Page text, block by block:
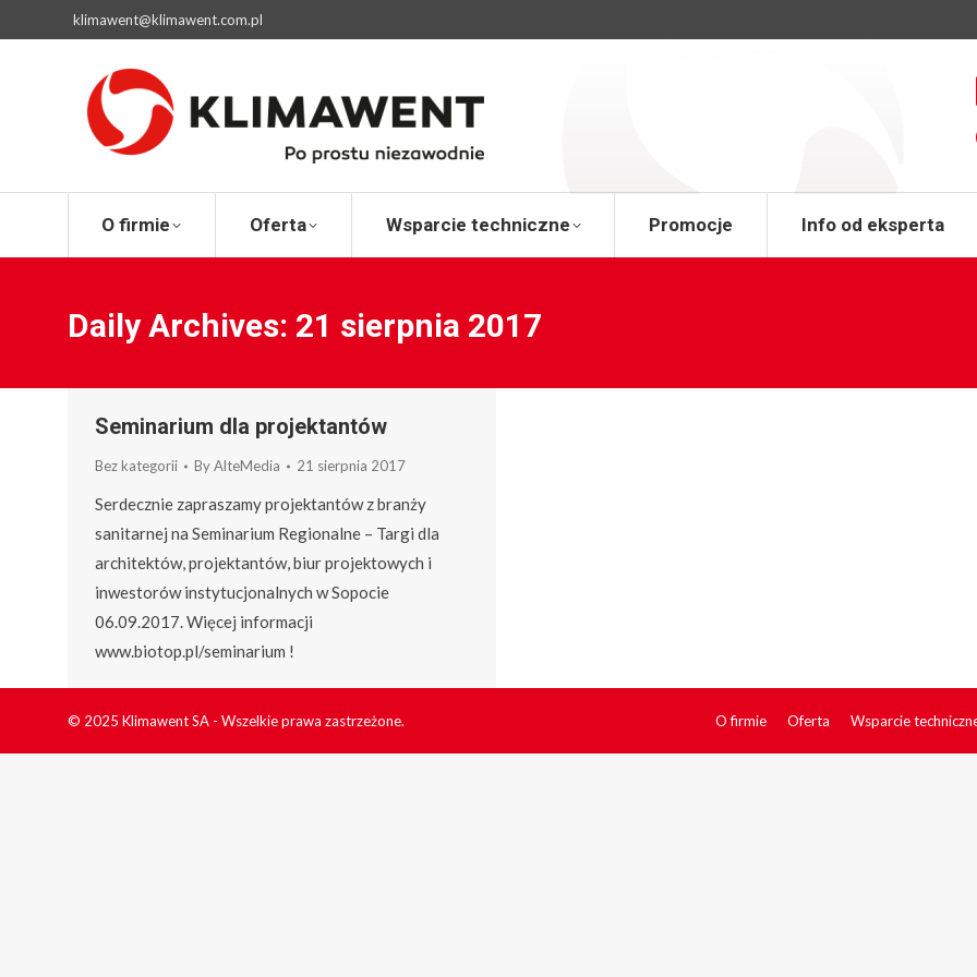
klimawent@klimawent.com.pl
O firmie Oferta Wsparcie techniczne Promocje Info od eksperta
Daily Archives: 21 sierpnia 2017
Seminarium dla projektantów
Bez kategorii ByAlteMedia 21 sierpnia 2017
Serdecznie zapraszamy projektantów z branży
sanitarnej na Seminarium Regionalne – Targi dla
architektów, projektantów, biur projektowych i
inwestorów instytucjonalnych w Sopocie
06.09.2017. Więcej informacji
www.biotop.pl/seminarium !
© 2025 Klimawent SA - Wszelkie prawa zastrzeżone. O firmie Oferta Wsparcie